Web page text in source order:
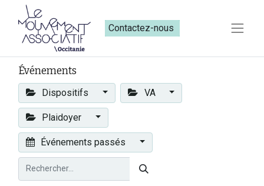
Contactez-nous​​
Événements
Dispositifs VA
Plaidoyer
Événements passés